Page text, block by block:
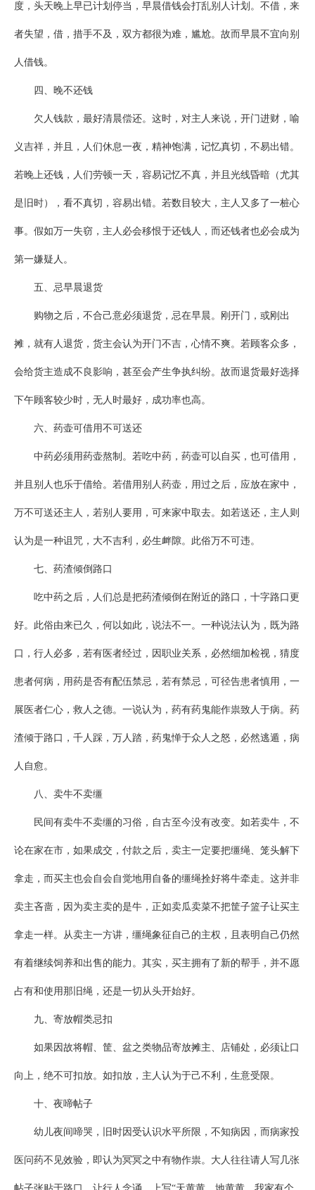
度，头天晚上早已计划停当，早晨借钱会打乱别人计划。不借，来
者失望，借，措手不及，双方都很为难，尴尬。故而早晨不宜向别
人借钱。
四、晚不还钱
欠人钱款，最好清晨偿还。这时，对主人来说，开门进财，喻
义吉祥，并且，人们休息一夜，精神饱满，记忆真切，不易出错。
若晚上还钱，人们劳顿一天，容易记忆不真，并且光线昏暗（尤其
是旧时），看不真切，容易出错。若数目较大，主人又多了一桩心
事。假如万一失窃，主人必会移恨于还钱人，而还钱者也必会成为
第一嫌疑人。
五、忌早晨退货
购物之后，不合己意必须退货，忌在早晨。刚开门，或刚出
摊，就有人退货，货主会认为开门不吉，心情不爽。若顾客众多，
会给货主造成不良影响，甚至会产生争执纠纷。故而退货最好选择
下午顾客较少时，无人时最好，成功率也高。
六、药壶可借用不可送还
中药必须用药壶熬制。若吃中药，药壶可以自买，也可借用，
并且别人也乐于借给。若借用别人药壶，用过之后，应放在家中，
万不可送还主人，若别人要用，可来家中取去。如若送还，主人则
认为是一种诅咒，大不吉利，必生衅隙。此俗万不可违。
七、药渣倾倒路口
吃中药之后，人们总是把药渣倾倒在附近的路口，十字路口更
好。此俗由来已久，何以如此，说法不一。一种说法认为，既为路
口，行人必多，若有医者经过，因职业关系，必然细加检视，猜度
患者何病，用药是否有配伍禁忌，若有禁忌，可径告患者慎用，一
展医者仁心，救人之德。一说认为，药有药鬼能作祟致人于病。药
渣倾于路口，千人踩，万人踏，药鬼惮于众人之怒，必然逃遁，病
人自愈。
八、卖牛不卖缰
民间有卖牛不卖缰的习俗，自古至今没有改变。如若卖牛，不
论在家在市，如果成交，付款之后，卖主一定要把缰绳、笼头解下
拿走，而买主也会自会自觉地用自备的缰绳拴好将牛牵走。这并非
卖主吝啬，因为卖主卖的是牛，正如卖瓜卖菜不把筐子篮子让买主
拿走一样。从卖主一方讲，缰绳象征自己的主权，且表明自己仍然
有着继续饲养和出售的能力。其实，买主拥有了新的帮手，并不愿
占有和使用那旧绳，还是一切从头开始好。
九、寄放帽类忌扣
如果因故将帽、筐、盆之类物品寄放摊主、店铺处，必须让口
向上，绝不可扣放。如扣放，主人认为于己不利，生意受限。
十、夜啼帖子
幼儿夜间啼哭，旧时因受认识水平所限，不知病因，而病家投
医问药不见效验，即认为冥冥之中有物作祟。大人往往请人写几张